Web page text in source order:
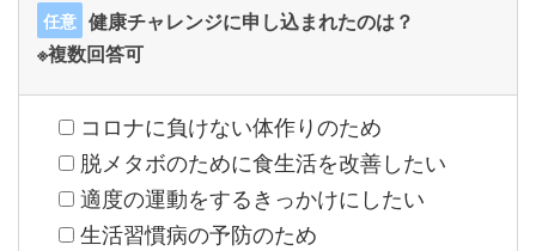
任意 健康チャレンジに申し込まれたのは？
※複数回答可
コロナに負けない体作りのため
脱メタボのために食生活を改善したい
適度の運動をするきっかけにしたい
生活習慣病の予防のため